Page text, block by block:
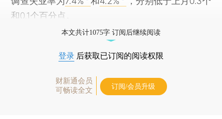
和0.1个百分点。
本文共计1075字 订阅后继续阅读
登录 后获取已订阅的阅读权限
财新通会员
可畅读全文
订阅/会员升级